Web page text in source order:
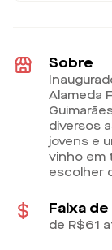
Sobre
Alameda
diversos
jovens e
vinho em
escolher
Faixa
de R$61